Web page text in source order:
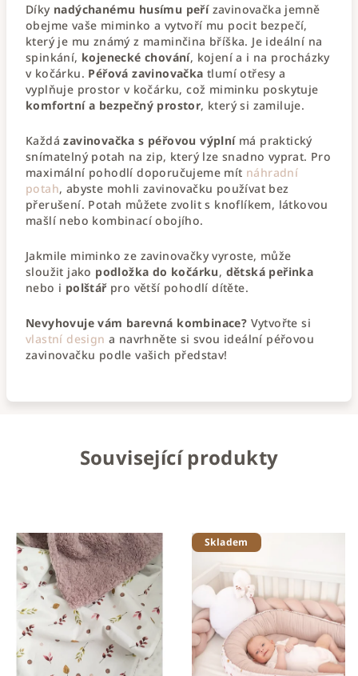
Díky nadýchanému husímu peřízavinovačka jemně
obejme vaše miminko a vytvoří mu pocit bezpečí,
který je mu známý z maminčina bříška. Je ideální na
spinkání, kojenecké chování, kojení a i na procházky
v kočárku. Péřová zavinovačka tlumí otřesy a
vyplňuje prostor v kočárku, což miminku poskytuje
komfortní a bezpečný prostor, který si zamiluje.
Každázavinovačka s péřovou výplnímá praktický
snímatelný potah na zip, který lze snadno vyprat. Pro
maximální pohodlí doporučujeme mít náhradní
potah, abyste mohli zavinovačku používat bez
přerušení. Potah můžete zvolit s knoflíkem, látkovou
mašlí nebo kombinací obojího.
Jakmile miminko ze zavinovačky vyroste, může
sloužit jako podložka do kočárku, dětská peřinka
nebo i polštářpro větší pohodlí dítěte.
Nevyhovuje vám barevná kombinace? Vytvořte si
vlastní design a navrhněte si svou ideální péřovou
zavinovačku podle vašich představ!
Související produkty
Skladem